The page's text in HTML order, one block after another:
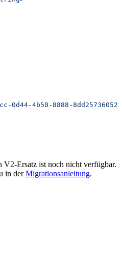
0d44-4b50-8888-
Ersatz ist noch nicht verfügbar.
in derMigrationsanleitung.